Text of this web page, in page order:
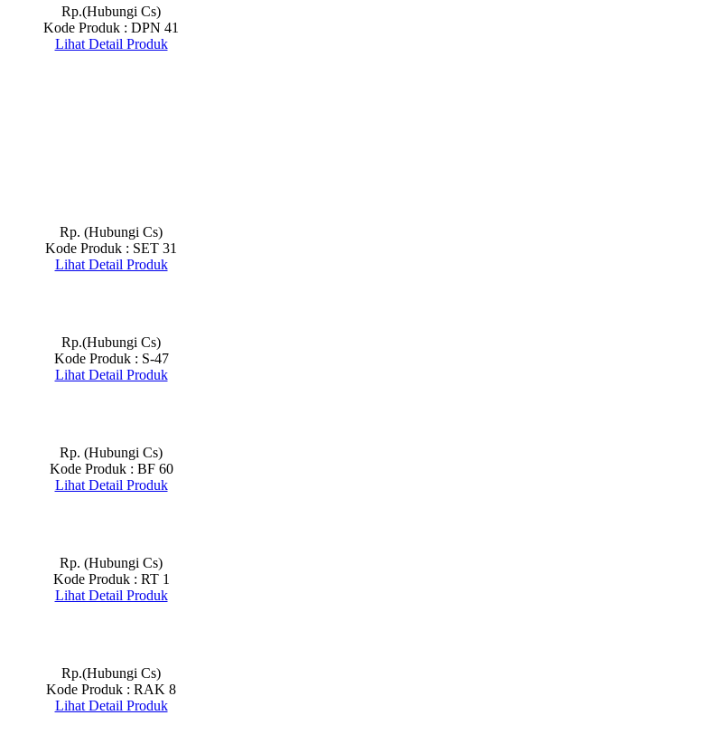
Rp.(Hubungi Cs)
Kode Produk : DPN 41
Lihat Detail Produk
Rp. (Hubungi Cs)
Kode Produk : SET 31
Lihat Detail Produk
Rp.(Hubungi Cs)
Kode Produk : S-47
Lihat Detail Produk
Rp. (Hubungi Cs)
Kode Produk : BF 60
Lihat Detail Produk
Rp. (Hubungi Cs)
Kode Produk : RT 1
Lihat Detail Produk
Rp.(Hubungi Cs)
Kode Produk : RAK 8
Lihat Detail Produk